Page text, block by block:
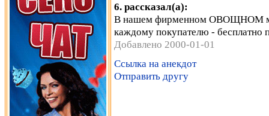
6. рассказал(а):
В нашем фирменном ОВОЩНОМ
каждому покупателю - бесплатно
Добавлено 2000-01-01
Ссылка на анекдот
Отправить другу